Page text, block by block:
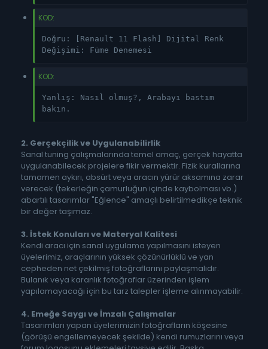
KOD:
Doğru: [Renault 11 Flash] Dijital Renk
Değişimi: Füme Denemesi
KOD:
Yanlış: Nasıl olmuş?, Arabayı bastım
bakın.
2. Gerçekçilik ve Uygulanabilirlik
Sanal tuning çalışmalarında temel amaç, gerçek hayatta
uygulanabilecek projelere fikir vermektir. Fizik kurallarına
tamamen aykırı, absürt veya aracın yürür aksamına zarar
verecek (tekerleğin çamurluğun içinde kaybolması vb.)
abartılı tasarımlar "Eğlence" amaçlı belirtilmedikçe teknik
bir değer taşımaz.
3. İstek Konuları ve Materyal Kalitesi
Kendi aracı için sanal uygulama yapılmasını isteyen
üyelerimiz, araçlarının yüksek çözünürlüklü ve yan
cepheden net çekilmiş fotoğraflarını paylaşmalıdır.
Bulanık veya karanlık fotoğraflar üzerinden işlem
yapılamayacağı için bu tarz talepler işleme alınmayabilir.
4. Emeğe Saygı ve İmzalı Çalışmalar
Tasarımları yapan üyelerimizin fotoğrafların köşesine
(görüşü engellemeyecek şekilde) kendi rumuzlarını veya